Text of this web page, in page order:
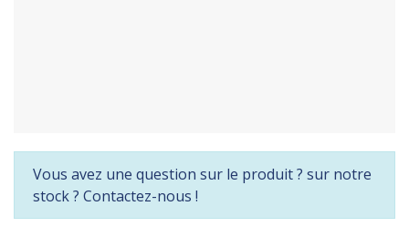
Vous avez une question sur le produit ? sur notre
stock ? Contactez-nous !